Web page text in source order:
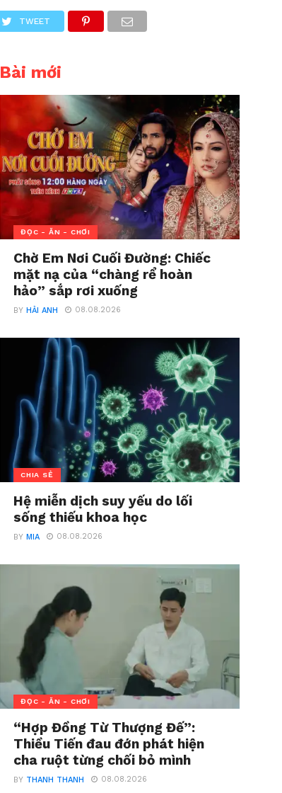
TWEET
Bài mới
ĐỌC - ĂN - CHƠI
Chờ Em Nơi Cuối Đường: Chiếc
mặt nạ của “chàng rể hoàn
hảo” sắp rơi xuống
BYHẢI ANH 08.08.2026
CHIA SẺ
Hệ miễn dịch suy yếu do lối
sống thiếu khoa học
BYMIA 08.08.2026
ĐỌC - ĂN - CHƠI
“Hợp Đồng Từ Thượng Đế”:
Thiều Tiến đau đớn phát hiện
cha ruột từng chối bỏ mình
BY THANH THANH 08.08.2026